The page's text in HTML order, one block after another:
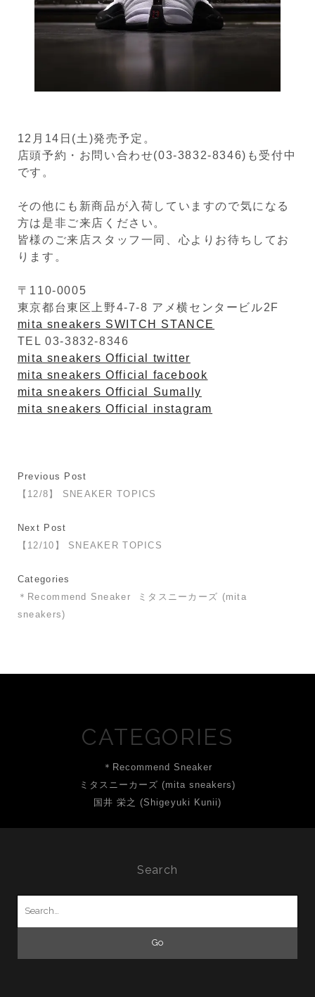
12月14日(土)発売予定。
店頭予約・お問い合わせ(03-3832-8346)も受付中
です。
その他にも新商品が入荷していますので気になる
方は是非ご来店ください。
皆様のご来店スタッフ一同、心よりお待ちしてお
ります。
〒110-0005
東京都台東区上野4-7-8 アメ横センタービル2F
mita sneakers SWITCH STANCE
TEL 03-3832-8346
mita sneakers Official twitter
mita sneakers Official facebook
mita sneakers Official Sumally
mita sneakers Official instagram
Previous Post
【12/8】 SNEAKER TOPICS
Next Post
【12/10】 SNEAKER TOPICS
Categories
＊Recommend Sneaker
ミタスニーカーズ (mita
sneakers)
CATEGORIES
＊Recommend Sneaker
ミタスニーカーズ (mita sneakers)
国井 栄之 (Shigeyuki Kunii)
Search